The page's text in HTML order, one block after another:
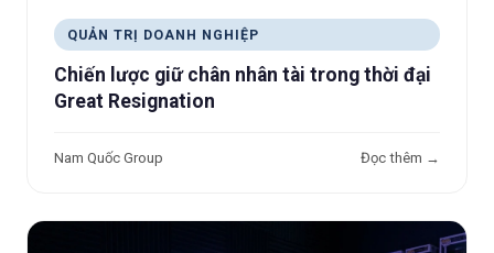
QUẢN TRỊ DOANH NGHIỆP
Chiến lược giữ chân nhân tài trong thời đại
Great Resignation
Nam Quốc Group Đọc thêm →